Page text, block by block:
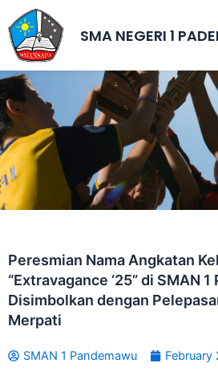
to
content
SMA NEGERI 1
Peresmian Nama Angkatan
“Extravagance ‘25” di SMAN
Disimbolkan dengan
Merpati
SMAN 1 Pandemawu February